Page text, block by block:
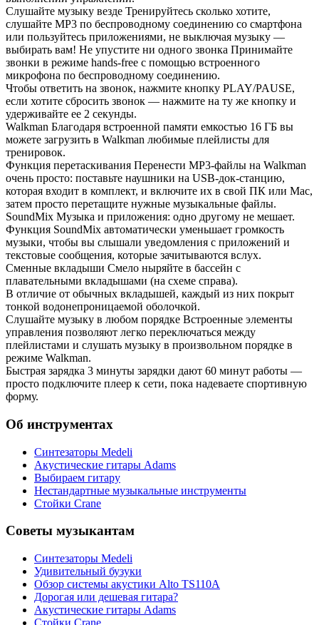
Слушайте музыку везде Тренируйтесь сколько хотите,
слушайте MP3 по беспроводному соединению со смартфона
или пользуйтесь приложениями, не выключая музыку —
выбирать вам! Не упустите ни одного звонка Принимайте
звонки в режиме hands-free с помощью встроенного
микрофона по беспроводному соединению.
Чтобы ответить на звонок, нажмите кнопку PLAY/PAUSE,
если хотите сбросить звонок — нажмите на ту же кнопку и
удерживайте ее 2 секунды.
Walkman Благодаря встроенной памяти емкостью 16 ГБ вы
можете загрузить в Walkman любимые плейлисты для
тренировок.
Функция перетаскивания Перенести MP3-файлы на Walkman
очень просто: поставьте наушники на USB-док-станцию,
которая входит в комплект, и включите их в свой ПК или Mac,
затем просто перетащите нужные музыкальные файлы.
SoundMix Музыка и приложения: одно другому не мешает.
Функция SoundMix автоматически уменьшает громкость
музыки, чтобы вы слышали уведомления с приложений и
текстовые сообщения, которые зачитываются вслух.
Сменные вкладыши Смело ныряйте в бассейн с
плавательными вкладышами (на схеме справа).
В отличие от обычных вкладышей, каждый из них покрыт
тонкой водонепроницаемой оболочкой.
Слушайте музыку в любом порядке Встроенные элементы
управления позволяют легко переключаться между
плейлистами и слушать музыку в произвольном порядке в
режиме Walkman.
Быстрая зарядка 3 минуты зарядки дают 60 минут работы —
просто подключите плеер к сети, пока надеваете спортивную
форму.
Об инструментах
Синтезаторы Мedeli
Акустические гитары Adams
Выбираем гитару
Нестандартные музыкальные инструменты
Стойки Crane
Советы музыкантам
Синтезаторы Мedeli
Удивительный бузуки
Обзор системы акустики Alto TS110A
Дорогая или дешевая гитара?
Акустические гитары Adams
Стойки Crane